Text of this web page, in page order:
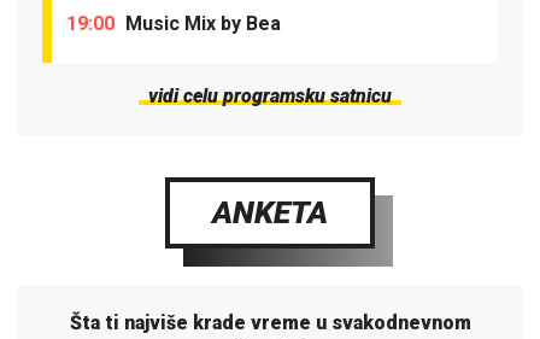
19:00 Music Mix by Bea
vidi celu programsku satnicu
ANKETA
Šta ti najviše krade vreme u svakodnevnom